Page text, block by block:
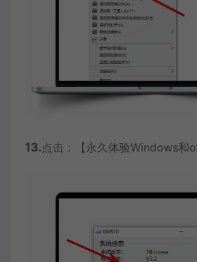
13.点击：【永久体验Windows和